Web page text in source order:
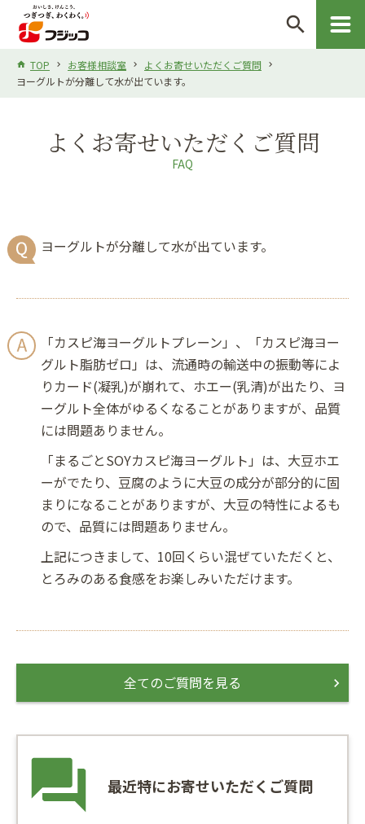
search
TOP お客様相談室
よくお寄せいただくご質問
ヨーグルトが分離して水が出ています。
よくお寄せいただくご質問
FAQ
ヨーグルトが分離して水が出ています。
「カスピ海ヨーグルトプレーン」、「カスピ海ヨー
グルト脂肪ゼロ」は、 流通時の輸送中の振動等によ
りカード(凝乳)が崩れて、ホエー(乳清)が出たり、ヨ
ーグルト全体がゆるくなることがありますが、品質
には問題ありません。
「まるごとSOYカスピ海ヨーグルト」は、大豆ホエ
ーがでたり、豆腐のように大豆の成分が部分的に固
まりになることがありますが、大豆の特性によるも
ので、品質には問題ありません。
上記につきまして、10回くらい混ぜていただくと、
とろみのある食感をお楽しみいただけます。
全てのご質問を見る
最近特にお寄せいただくご質問